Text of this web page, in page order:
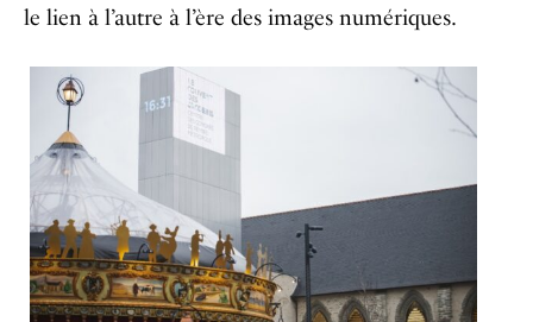
le lien à l’autre à l’ère des images numériques.